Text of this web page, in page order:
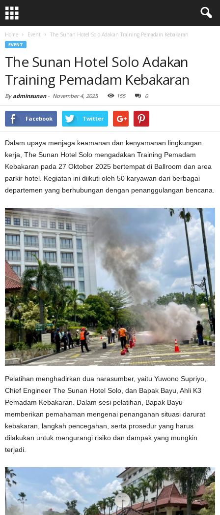
Home Event The Sunan Hotel Solo Adakan Training Pemadam Kebakaran
EVENT
The Sunan Hotel Solo Adakan
Training Pemadam Kebakaran
Byadminsunan- November 4, 2025 155 0
Facebook Twitter
Dalam upaya menjaga keamanan dan kenyamanan lingkungan
kerja, The Sunan Hotel Solo mengadakan Training Pemadam
Kebakaran pada 27 Oktober 2025 bertempat di Ballroom dan area
parkir hotel. Kegiatan ini diikuti oleh 50 karyawan dari berbagai
departemen yang berhubungan dengan penanggulangan bencana.
Pelatihan menghadirkan dua narasumber, yaitu Yuwono Supriyo,
Chief Engineer The Sunan Hotel Solo, dan Bapak Bayu, Ahli K3
Pemadam Kebakaran. Dalam sesi pelatihan, Bapak Bayu
memberikan pemahaman mengenai penanganan situasi darurat
kebakaran, langkah pencegahan, serta prosedur yang harus
dilakukan untuk mengurangi risiko dan dampak yang mungkin
terjadi.